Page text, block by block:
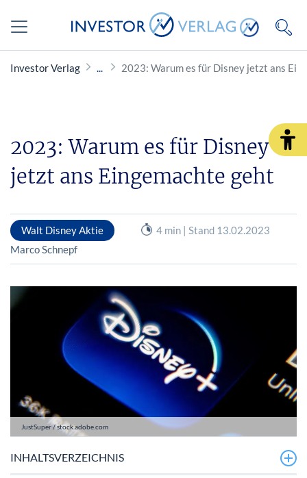
Investor Verlag 2023: Warum es für Disney jetzt ans
2023: Warum es für Disney
jetzt ans Eingemachte geht
Walt Disney Aktie
4 min | Stand 13.02.2023
Marco Schnepf
JustSuper / stock.adobe.com
INHALTSVERZEICHNIS